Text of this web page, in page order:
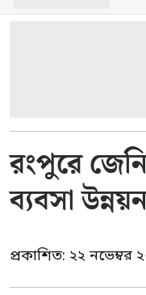
রংপুরে
ব্যবসা
প্রকাশিত: ২২ নভেম্বর